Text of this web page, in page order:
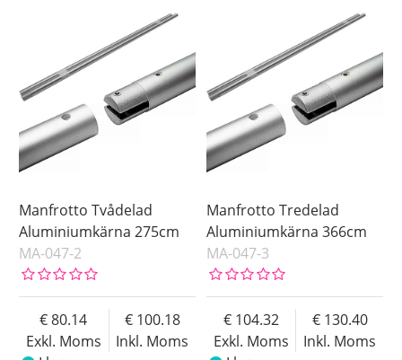
Manfrotto Tvådelad
Aluminiumkärna 275cm
MA-047-2
Exkl. Moms
80.14
Inkl. Moms
100.18
Manfrotto Tredelad
Aluminiumkärna 366cm
MA-047-3
Exkl. Moms
104.32
Inkl. Moms
130.40